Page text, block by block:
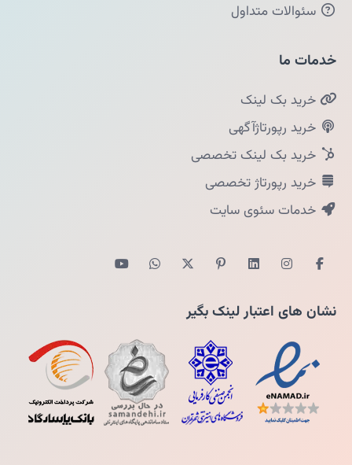
سئوالات متداول
خدمات ما
خرید بک لینک
خرید رپورتاژآگهی
خرید بک لینک تخصصی
خرید رپورتاژ تخصصی
خدمات سئوی سایت
نشان های اعتبار لینک بگیر